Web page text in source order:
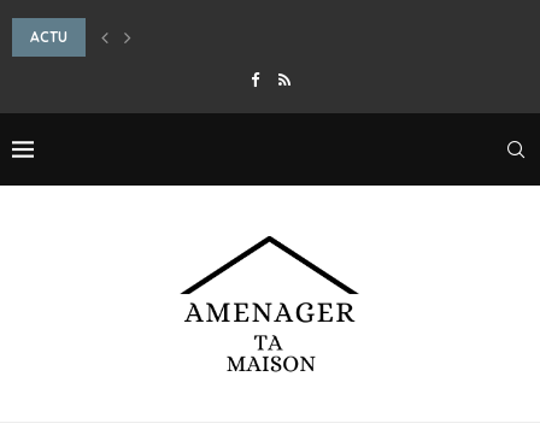
ACTU
QUEL ENGRAIS NATUREL CHOISIR POUR BOOSTER LA FLORAISON DE SES